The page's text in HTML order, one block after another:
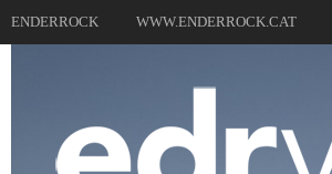
ENDERROCK WWW.ENDERROCK.CAT